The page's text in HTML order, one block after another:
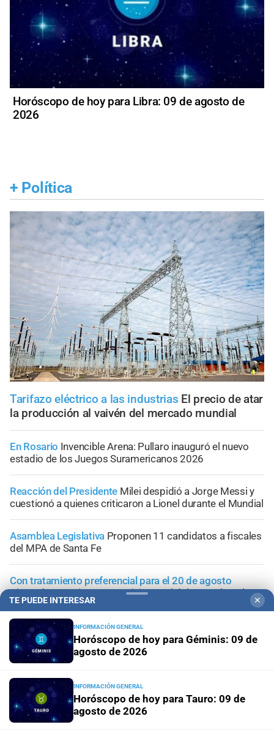
Horóscopo de hoy para Libra: 09 de agosto de
2026
+ Política
Tarifazo eléctrico a las industrias El precio de atar
la producción al vaivén del mercado mundial
En Rosario Invencible Arena: Pullaro inauguró el nuevo
estadio de los Juegos Suramericanos 2026
Reacción del Presidente Milei despidió a Jorge Messi y
cuestionó a quienes criticaron a Lionel durante el Mundial
Asamblea Legislativa Proponen 11 candidatos a fiscales
del MPA de Santa Fe
Con tratamiento preferencial para el 20 de agosto
Diputados empieza en comisiones el debate sobre el
sistema electoral de Santa Fe
+Área Metropolitana
TE PUEDE INTERESAR ✕
INFORMACIÓN GENERAL
Horóscopo de hoy para Géminis: 09 de
agosto de 2026
INFORMACIÓN GENERAL
Horóscopo de hoy para Tauro: 09 de
agosto de 2026